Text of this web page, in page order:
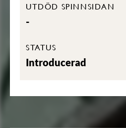
UTDÖD SPINNSIDAN
-
STATUS
Introducerad